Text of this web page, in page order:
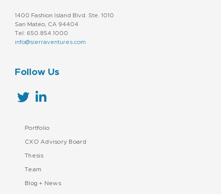
1400 Fashion Island Blvd. Ste. 1010
San Mateo, CA 94404
Tel: 650.854.1000
info@sierraventures.com
Follow Us
Portfolio
CXO Advisory Board
Thesis
Team
Blog + News